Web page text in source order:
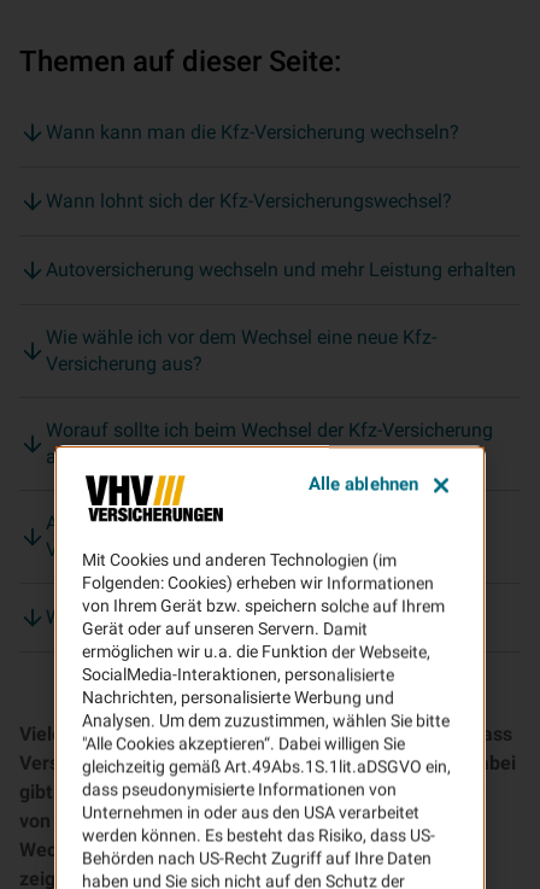
Themen auf dieser Seite:
Wann kann man die Kfz-Versicherung wechseln?
Wann lohnt sich der Kfz-Versicherungswechsel?
Autoversicherung wechseln und mehr Leistung erhalten
Wie wähle ich vor dem Wechsel eine neue Kfz-
Versicherung aus?
Worauf sollte ich beim Wechsel der Kfz-Versicherung
achten?
Auf welche Leistungen soll ich bei einer guten Kfz-
Versicherung achten?
Was passiert nach dem Wechsel?
Viele Versicherungsverträge laufen jahrelang, ohne dass
Versicherungsnehmer sie noch einmal überprüfen. Dabei
gibt es oft längst bessere Konditionen und Sie würden
von einem Kfz-Versicherungswechsel profitieren. Der
Wechsel Ihrer Autoversicherung ist ganz einfach. Wir
zeigen Ihnen, worauf es ankommt und wie Sie Ihren
Mit Cookies und anderen Technologien (im
Folgenden: Cookies) erheben wir Informationen
von Ihrem Gerät bzw. speichern solche auf Ihrem
Gerät oder auf unseren Servern. Damit
ermöglichen wir u.a. die Funktion der Webseite,
SocialMedia-Interaktionen, personalisierte
Nachrichten, personalisierte Werbung und
Analysen. Um dem zuzustimmen, wählen Sie bitte
"Alle Cookies akzeptieren“. Dabei willigen Sie
gleichzeitig gemäß Art.49Abs.1S.1lit.aDSGVO ein,
dass pseudonymisierte Informationen von
Unternehmen in oder aus den USA verarbeitet
werden können. Es besteht das Risiko, dass US-
Behörden nach US-Recht Zugriff auf Ihre Daten
haben und Sie sich nicht auf den Schutz der
Alle ablehnen